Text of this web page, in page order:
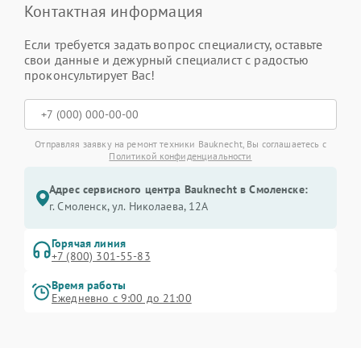
Контактная информация
Если требуется задать вопрос специалисту, оставьте
свои данные и дежурный специалист с радостью
проконсультирует Вас!
Отправляя заявку на ремонт техники Bauknecht, Вы соглашаетесь с
Политикой конфиденциальности
Адрес сервисного центра Bauknecht в Смоленске:
г. Смоленск, ул. Николаева, 12А
Горячая линия
+7 (800) 301-55-83
Время работы
Ежедневно с 9:00 до 21:00